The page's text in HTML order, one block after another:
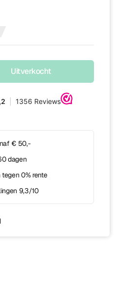
Uitverkocht
€ 50,-
dagen
0% rente
9,3/10